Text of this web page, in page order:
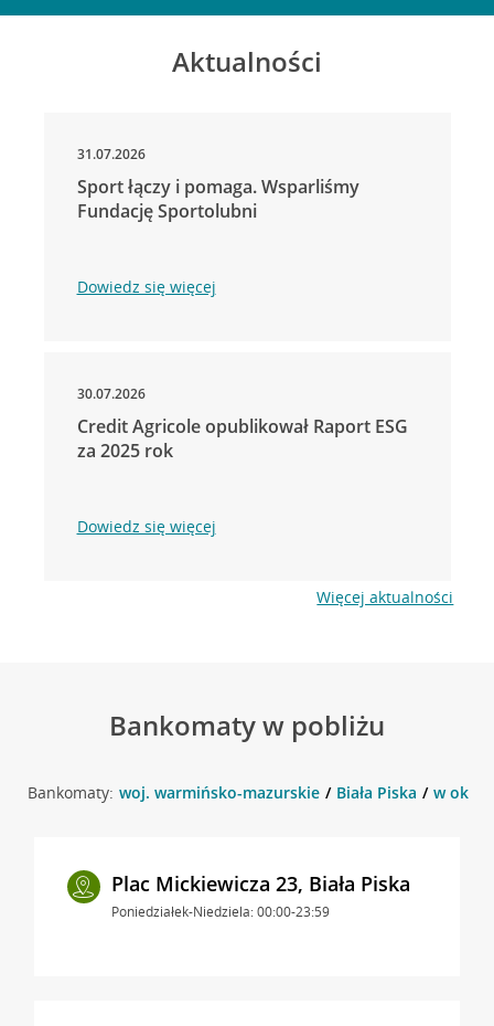
Aktualności
31.07.2026
Sport łączy i pomaga. Wsparliśmy
Fundację Sportolubni
Dowiedz się więcej
30.07.2026
Credit Agricole opublikował Raport ESG
za 2025 rok
Dowiedz się więcej
Więcej aktualności
Bankomaty w pobliżu
Bankomaty: woj. warmińsko-mazurskie Biała Piska w
Plac Mickiewicza 23, Biała Piska
Poniedziałek-Niedziela: 00:00-23:59